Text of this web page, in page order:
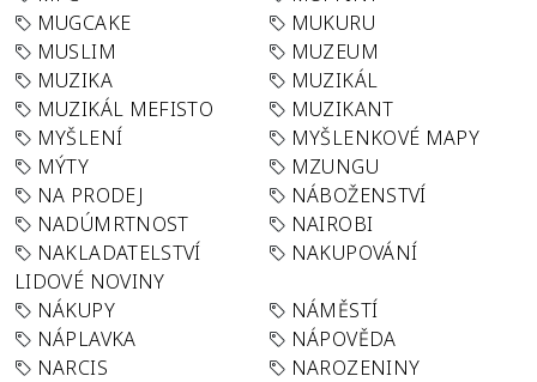
MUGCAKE
MUKURU
MUSLIM
MUZEUM
MUZIKA
MUZIKÁL
MUZIKÁL MEFISTO
MUZIKANT
MYŠLENÍ
MYŠLENKOVÉ MAPY
MÝTY
MZUNGU
NA PRODEJ
NÁBOŽENSTVÍ
NADÚMRTNOST
NAIROBI
NAKLADATELSTVÍ
LIDOVÉ NOVINY
NAKUPOVÁNÍ
NÁKUPY
NÁMĚSTÍ
NÁPLAVKA
NÁPOVĚDA
NARCIS
NAROZENINY